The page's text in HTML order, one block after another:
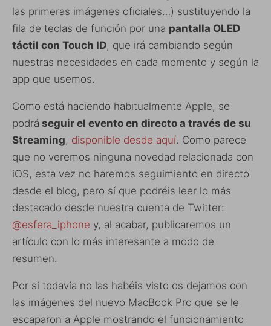
las primeras imágenes oficiales…) sustituyendo la
fila de teclas de función por una pantalla OLED
táctil con Touch ID, que irá cambiando según
nuestras necesidades en cada momento y según la
app que usemos.
Como está haciendo habitualmente Apple, se
podrá seguir el evento en directo a través de su
Streaming, disponible desde aquí. Como parece
que no veremos ninguna novedad relacionada con
iOS, esta vez no haremos seguimiento en directo
desde el blog, pero sí que podréis leer lo más
destacado desde nuestra cuenta de Twitter:
@esfera_iphone y, al acabar, publicaremos un
artículo con lo más interesante a modo de
resumen.
Por si todavía no las habéis visto os dejamos con
las imágenes del nuevo MacBook Pro que se le
escaparon a Apple mostrando el funcionamiento